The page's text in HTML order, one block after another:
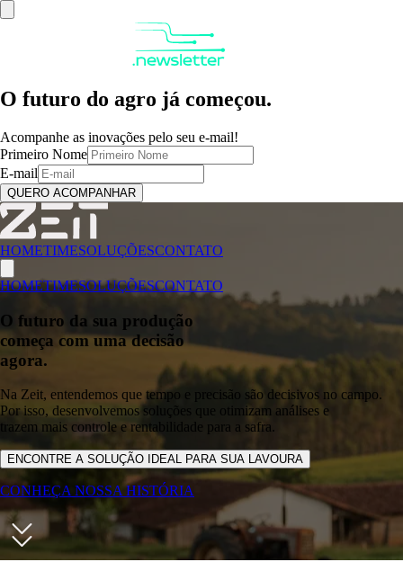
O futuro do agro já começou.
Acompanhe as inovações pelo seu e-mail!
Primeiro Nome
E-mail
QUERO ACOMPANHAR
HOMETIMESOLUÇÕESCONTATO
HOMETIMESOLUÇÕESCONTATO
O futuro da sua produção
começa com uma decisão
agora.
Na Zeit, entendemos que tempo e precisão são decisivos no campo.
Por isso, desenvolvemos soluções que otimizam análises e
trazem mais controle e rentabilidade para a safra.
ENCONTRE A SOLUÇÃO IDEAL PARA SUA LAVOURA
CONHEÇA NOSSA HISTÓRIA